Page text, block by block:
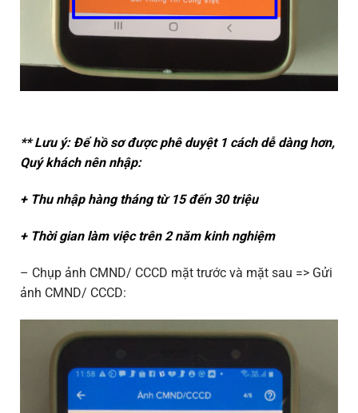
** Lưu ý: Để hồ sơ được phê duyệt 1 cách dễ dàng hơn,
Quý khách nên nhập:
+ Thu nhập hàng tháng từ 15 đến 30 triệu
+ Thời gian làm việc trên 2 năm kinh nghiệm
– Chụp ảnh CMND/ CCCD mặt trước và mặt sau => Gửi
ảnh CMND/ CCCD: